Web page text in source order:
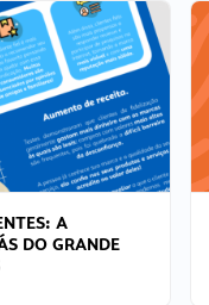
A
DO GRANDE